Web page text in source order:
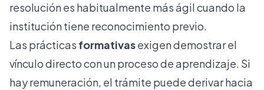
resolución es habitualmente más ágil cuando la
institución tiene reconocimiento previo.
Las prácticas formativasexigen demostrar el
vínculo directo con un proceso de aprendizaje. Si
hay remuneración, el trámite puede derivar hacia